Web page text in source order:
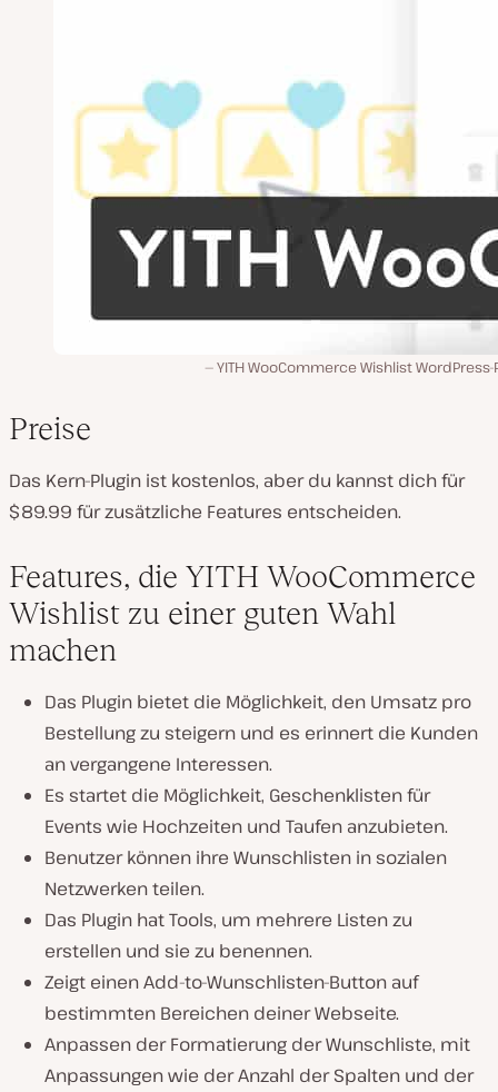
YITH WooCommerce Wishlist WordPress-
Preise
Das Kern-Plugin ist kostenlos, aber du kannst dich für
$89.99 für zusätzliche Features entscheiden.
Features, die YITH WooCommerce
Wishlist zu einer guten Wahl
machen
Das Plugin bietet die Möglichkeit, den Umsatz pro
Bestellung zu steigern und es erinnert die Kunden
an vergangene Interessen.
Es startet die Möglichkeit, Geschenklisten für
Events wie Hochzeiten und Taufen anzubieten.
Benutzer können ihre Wunschlisten in sozialen
Netzwerken teilen.
Das Plugin hat Tools, um mehrere Listen zu
erstellen und sie zu benennen.
Zeigt einen Add-to-Wunschlisten-Button auf
bestimmten Bereichen deiner Webseite.
Anpassen der Formatierung der Wunschliste, mit
Anpassungen wie der Anzahl der Spalten und der